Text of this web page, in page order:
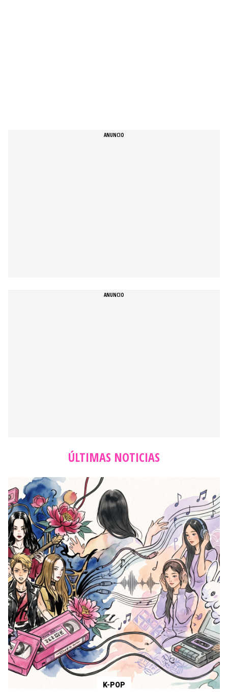
ÚLTIMAS NOTICIAS
K-POP